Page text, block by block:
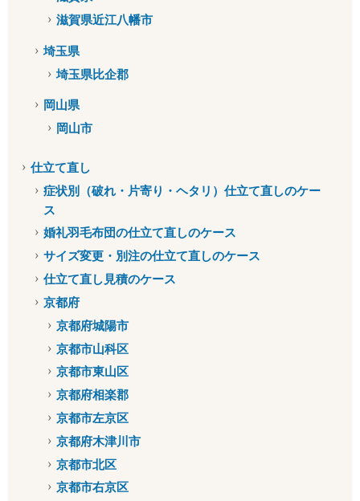
滋賀県近江八幡市
埼玉県
埼玉県比企郡
岡山県
岡山市
仕立て直し
症状別（破れ・片寄り・ヘタリ）仕立て直しのケー
ス
婚礼羽毛布団の仕立て直しのケース
サイズ変更・別注の仕立て直しのケース
仕立て直し見積のケース
京都府
京都府城陽市
京都市山科区
京都市東山区
京都府相楽郡
京都市左京区
京都府木津川市
京都市北区
京都市右京区